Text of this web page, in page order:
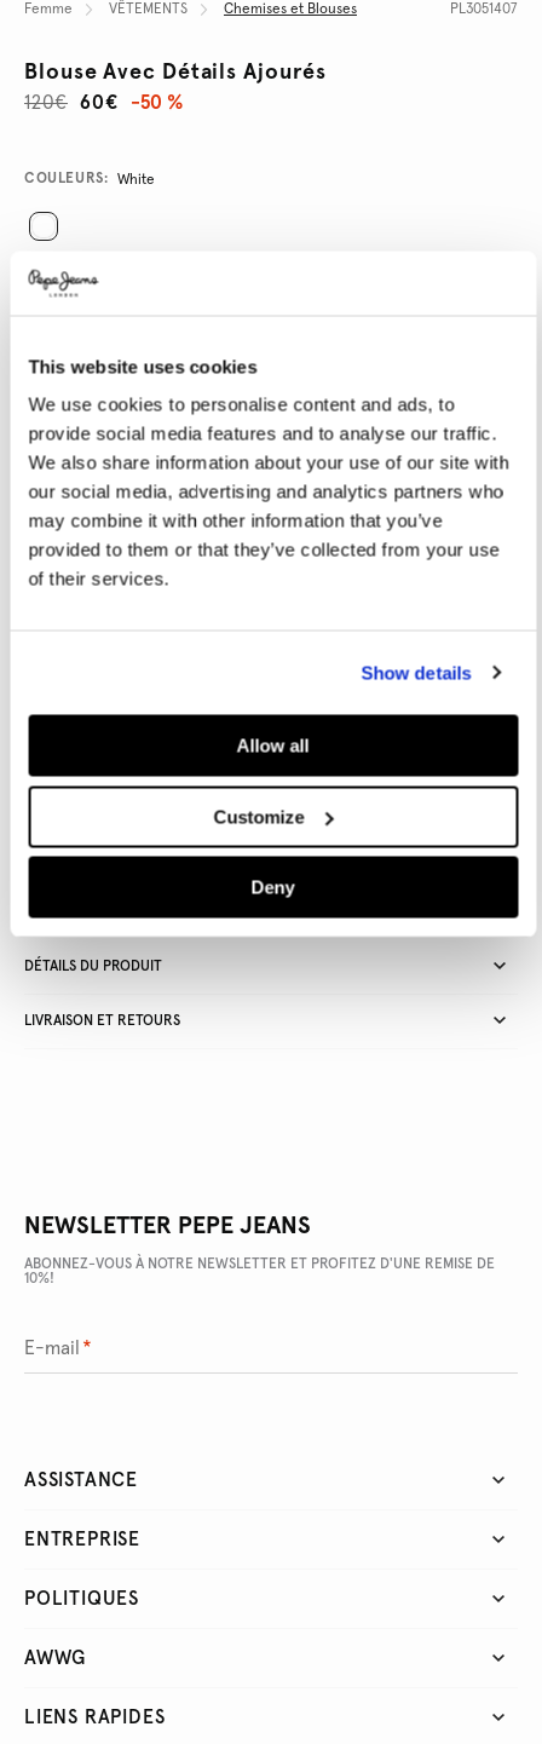
This website uses cookies
We use cookies to personalise content and ads, to
provide social media features and to analyse our traffic.
We also share information about your use of our site with
our social media, advertising and analytics partners who
may combine it with other information that you’ve
provided to them or that they’ve collected from your use
of their services.
Show details
Allow all
Customize
Deny
Femme VÊTEMENTS Chemises et Blouses PL3051407
Blouse Avec Détails Ajourés
60€
120€ -50 %
Promotions
Variations
COULEURS: White
SÉLECTIONNEZ LA TAILLE:
Guide des tailles
AJOUTER AU PANIER
Inspirée de ses racines londoniennes et réinventée pour la femme
audacieuse avec une touche d'élégance sophistiquée.
Livraison en 3-4 jours ouvrables Livraison gratuite et délai de retours
DÉTAILS DU PRODUIT
LIVRAISON ET RETOURS
NEWSLETTER PEPE JEANS
ABONNEZ-VOUS À NOTRE NEWSLETTER ET PROFITEZ D'UNE REMISE DE
10%!
E-mail *
ASSISTANCE
ENTREPRISE
POLITIQUES
AWWG
LIENS RAPIDES